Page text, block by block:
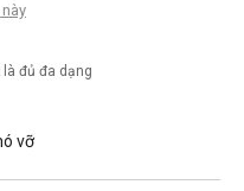
là đủ đa dạng
vỡ